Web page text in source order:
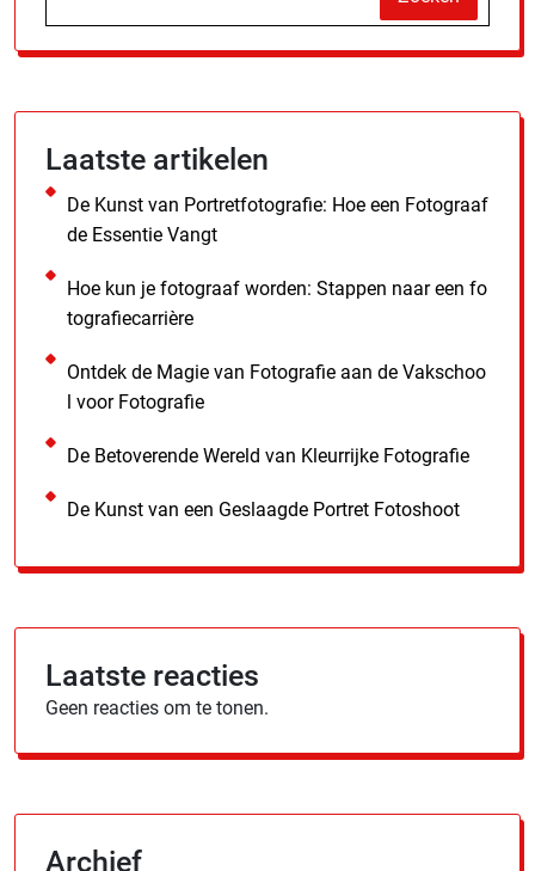
Laatste artikelen
De Kunst van Portretfotografie: Hoe een Fotograaf
de Essentie Vangt
Hoe kun je fotograaf worden: Stappen naar een fo
tografiecarrière
Ontdek de Magie van Fotografie aan de Vakschoo
l voor Fotografie
De Betoverende Wereld van Kleurrijke Fotografie
De Kunst van een Geslaagde Portret Fotoshoot
Laatste reacties
Geen reacties om te tonen.
Archief